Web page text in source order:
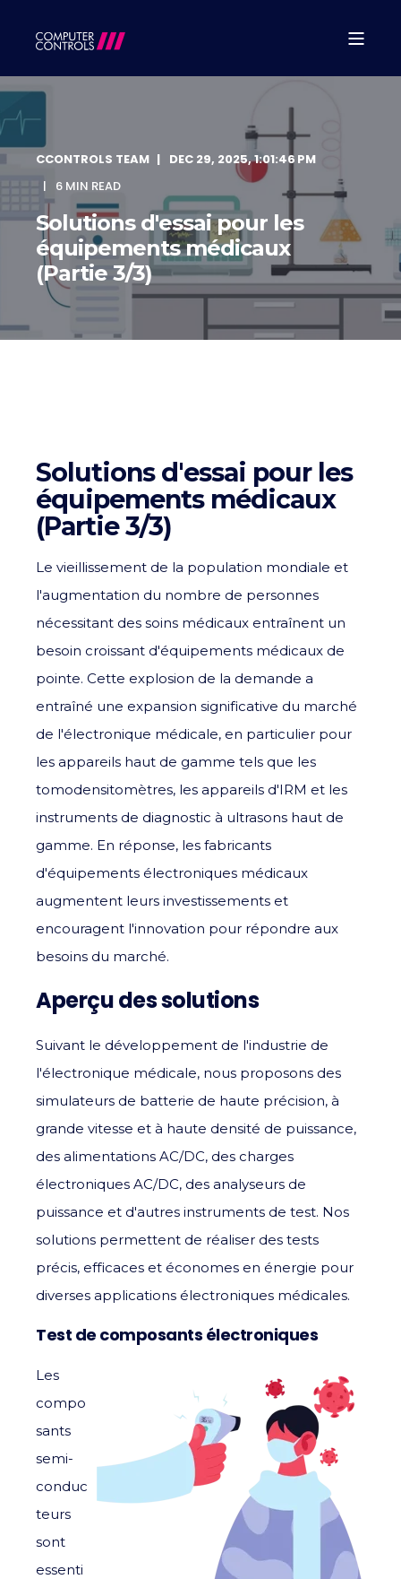
CCONTROLS TEAM
DEC 29, 2025, 1:01:46 PM
6 MIN READ
Solutions d'essai pour les
équipements médicaux
(Partie 3/3)
Solutions d'essai pour les
équipements médicaux
(Partie 3/3)
Le vieillissement de la population mondiale et
l'augmentation du nombre de personnes
nécessitant des soins médicaux entraînent un
besoin croissant d'équipements médicaux de
pointe. Cette explosion de la demande a
entraîné une expansion significative du marché
de l'électronique médicale, en particulier pour
les appareils haut de gamme tels que les
tomodensitomètres, les appareils d'IRM et les
instruments de diagnostic à ultrasons haut de
gamme. En réponse, les fabricants
d'équipements électroniques médicaux
augmentent leurs investissements et
encouragent l'innovation pour répondre aux
besoins du marché.
Aperçu des solutions
Suivant le développement de l'industrie de
l'électronique médicale, nous proposons des
simulateurs de batterie de haute précision, à
grande vitesse et à haute densité de puissance,
des alimentations AC/DC, des charges
électroniques AC/DC, des analyseurs de
puissance et d'autres instruments de test. Nos
solutions permettent de réaliser des tests
précis, efficaces et économes en énergie pour
diverses applications électroniques médicales.
Test de composants électroniques
Les
compo
sants
semi-
conduc
teurs
sont
essenti